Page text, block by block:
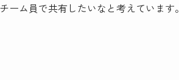
ーム員で共有したいなと考えています。